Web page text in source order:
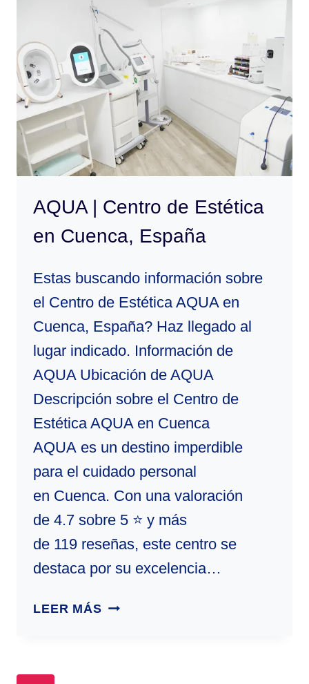
DE
ESTÉTICA
EN
CUENCA,
ESPAÑA
AQUA | Centro de Estética
en Cuenca, España
Estas buscando información sobre
el Centro de Estética AQUA en
Cuenca, España? Haz llegado al
lugar indicado. Información de
AQUA Ubicación de AQUA
Descripción sobre el Centro de
Estética AQUA en Cuenca
AQUA es un destino imperdible
para el cuidado personal
en Cuenca. Con una valoración
de 4.7 sobre 5 ⭐ y más
de 119 reseñas, este centro se
destaca por su excelencia…
LEER MÁS AQUA